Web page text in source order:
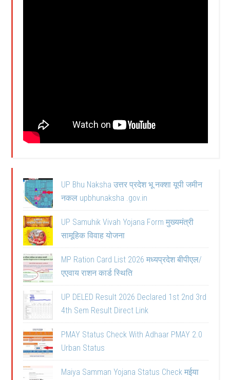
UP Bhu Naksha उत्तर प्रदेश भू नक्शा यूपी जमीन
नकल upbhunaksha .gov.in
UP Samuhik Vivah Yojana Form मुख्यमंत्री
सामूहिक विवाह योजना
MP Ration Card List 2026 मध्यप्रदेश बीपीएल/
एएवाय राशन कार्ड स्थिति
UP DELED Result 2026 Declared 1st 2nd 3rd
4th Sem Result Direct Link
PMAY Status Check With Adhaar PMAY 2.0
Urban Status
Maiya Samman Yojana Status Check मईया